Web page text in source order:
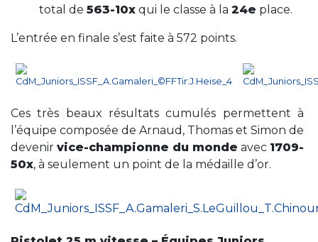
total de 563-10x qui le classe à la 24e place.
L’entrée en finale s’est faite à 572 points.
Ces très beaux résultats cumulés permettent à
l’équipe composée de Arnaud, Thomas et Simon de
devenir vice-championne du monde avec 1709-
50x, à seulement un point de la médaille d’or.